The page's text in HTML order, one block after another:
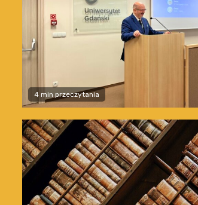
4 min przeczytania